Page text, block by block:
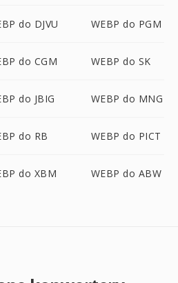
do DJVU WEBP do PGM
do CGM WEBP do SK
do JBIG WEBP do MNG
do RB WEBP do PICT
do XBM WEBP do ABW